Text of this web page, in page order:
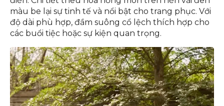
màu be lại sự tinh tế và nổi bật cho trang phục. Với
độ dài phù hợp, đầm suông cổ lệch thích hợp cho
các buổi tiệc hoặc sự kiện quan trọng.